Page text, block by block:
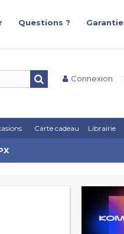
Questions ?
Garantie
Connexion
Carte cadeau Librairie